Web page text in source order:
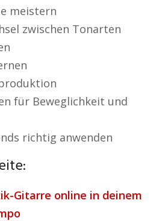
meistern
zwischen Tonarten
für Beweglichkeit und
richtig anwenden
Gitarre online in deinem